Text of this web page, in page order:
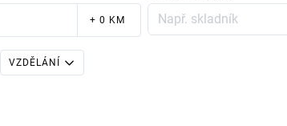
+ 0 KM
VZDĚLÁNÍ